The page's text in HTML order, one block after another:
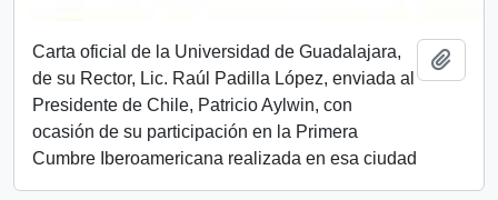
Carta oficial de la Universidad de Guadalajara,
de su Rector, Lic. Raúl Padilla López, enviada al
Presidente de Chile, Patricio Aylwin, con
ocasión de su participación en la Primera
Cumbre Iberoamericana realizada en esa ciudad